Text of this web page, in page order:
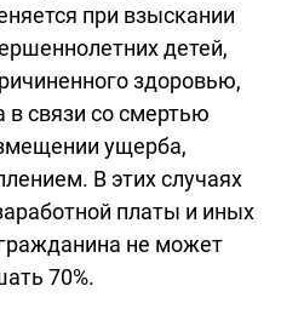
при взыскании
детей,
здоровью,
связи со смертью
ущерба,
В этих случаях
платы и иных
не может
70%.